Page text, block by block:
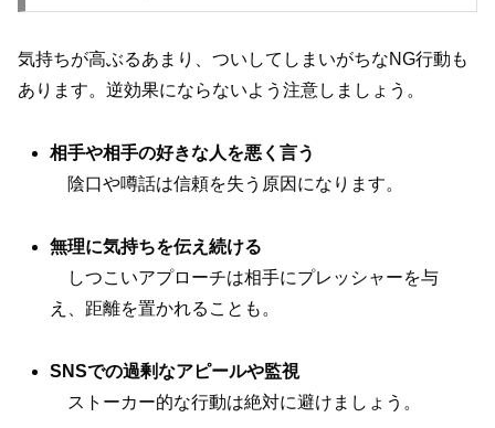
気持ちが高ぶるあまり、ついしてしまいがちなNG行動も
あります。逆効果にならないよう注意しましょう。
相手や相手の好きな人を悪く言う
陰口や噂話は信頼を失う原因になります。
無理に気持ちを伝え続ける
しつこいアプローチは相手にプレッシャーを与
え、距離を置かれることも。
SNSでの過剰なアピールや監視
ストーカー的な行動は絶対に避けましょう。